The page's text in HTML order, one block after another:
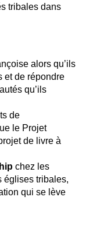
tribales dans
alors qu’ils
et de répondre
qu’ils
de
le Projet
de livre à
chez les
églises tribales,
qui se lève